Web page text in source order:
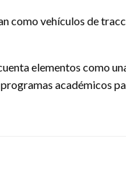
como vehículos de
elementos como
académicos